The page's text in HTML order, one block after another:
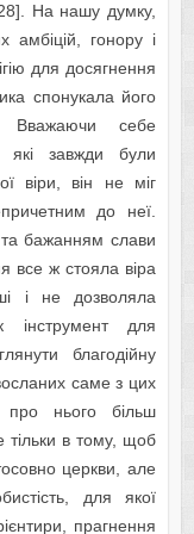
На нашу думку,
амбіцій, гонору і
для досягнення
спонукала його
Вважаючи себе
які завжди були
віри, він не міг
до неї.
бажанням слави
все ж стояла віра
і не дозволяла
інструмент для
благодійну
саме з цих
про нього більш
тільки в тому, щоб
церкви, але
для якої
прагнення